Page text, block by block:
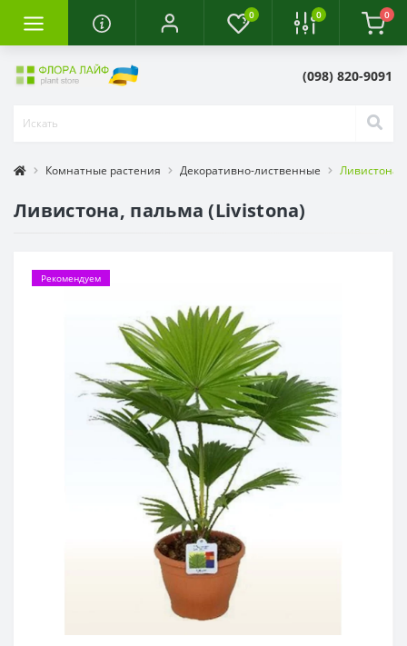
0 0 0
(098) 820-9091
Комнатные растения Декоративно-лиственные Ливистона,
Ливистона, пальма (Livistona)
Рекомендуем